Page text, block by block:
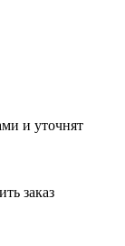
и уточнят
заказ